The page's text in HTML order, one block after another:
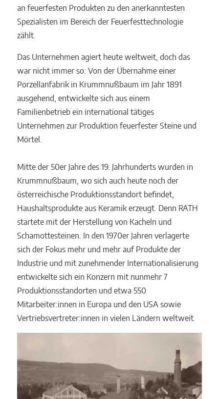
an feuerfesten Produkten zu den anerkanntesten
Spezialisten im Bereich der Feuerfesttechnologie
zählt.
Das Unternehmen agiert heute weltweit, doch das
war nicht immer so: Von der Übernahme einer
Porzellanfabrik in Krummnußbaum im Jahr 1891
ausgehend, entwickelte sich aus einem
Familienbetrieb ein international tätiges
Unternehmen zur Produktion feuerfester Steine und
Mörtel.
Mitte der 50er Jahre des 19. Jahrhunderts wurden in
Krummnußbaum, wo sich auch heute noch der
österreichische Produktionsstandort befindet,
Haushaltsprodukte aus Keramik erzeugt. Denn RATH
startete mit der Herstellung von Kacheln und
Schamottesteinen. In den 1970er Jahren verlagerte
sich der Fokus mehr und mehr auf Produkte der
Industrie und mit zunehmender Internationalisierung
entwickelte sich ein Konzern mit nunmehr 7
Produktionsstandorten und etwa 550
Mitarbeiter:innen in Europa und den USA sowie
Vertriebsvertreter:innen in vielen Ländern weltweit.